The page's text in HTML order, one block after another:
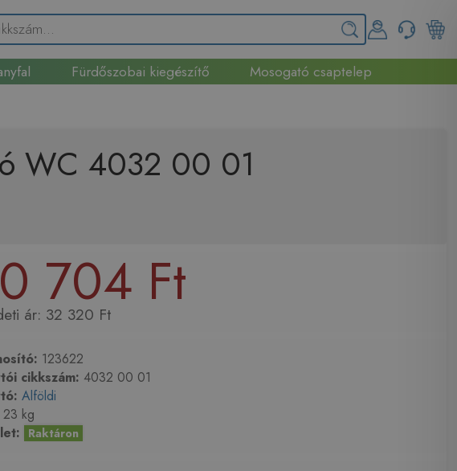
Fürdőszobai kiegészítő
Mosogató csaptelep
WC 4032 00 01
704 Ft
32 320 Ft
123622
cikkszám: 4032 00 01
Alföldi
23 kg
Raktáron